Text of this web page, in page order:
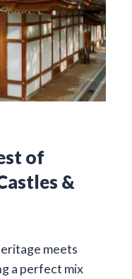
of
&
meets
a perfect mix